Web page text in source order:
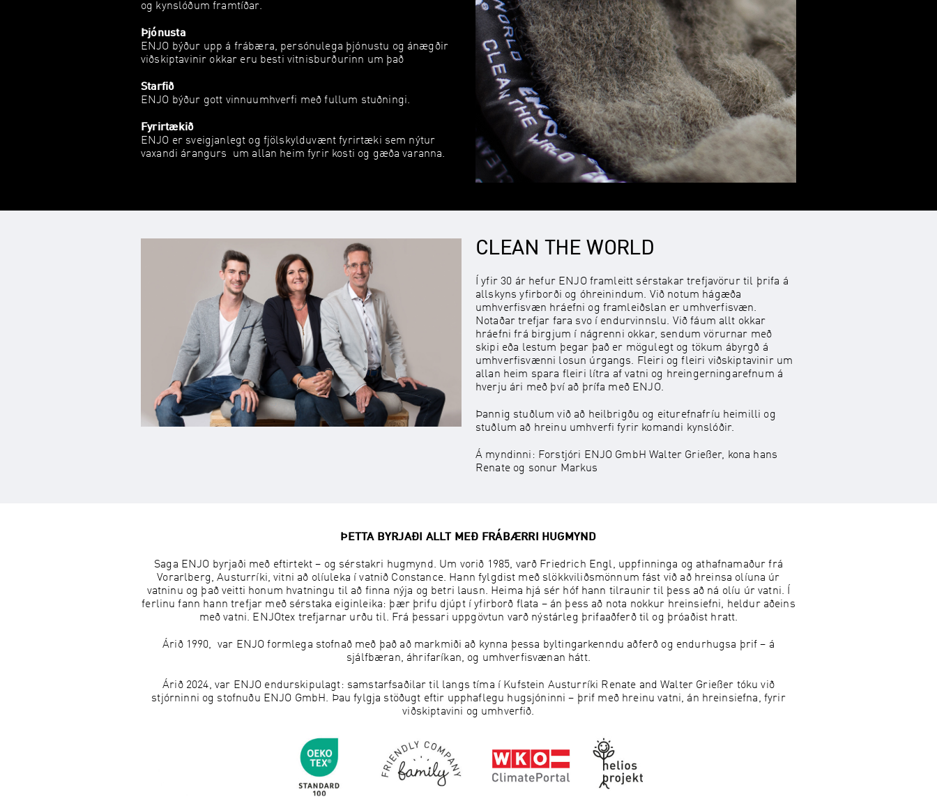
og kynslóðum framtíðar.
Þjónusta
ENJO býður upp á frábæra, persónulega þjónustu og ánægðir
viðskiptavinir okkar eru besti vitnisburðurinn um það
Starfið
ENJO býður gott vinnuumhverfi með fullum stuðningi.
Fyrirtækið
ENJO er sveigjanlegt og fjölskylduvænt fyrirtæki sem nýtur
vaxandi árangurs um allan heim fyrir kosti og gæða varanna.
CLEAN THE WORLD
Í yfir 30 ár hefur ENJO framleitt sérstakar trefjavörur til þrifa á
allskyns yfirborði og óhreinindum. Við notum hágæða
umhverfisvæn hráefni og framleiðslan er umhverfisvæn.
Notaðar trefjar fara svo í endurvinnslu. Við fáum allt okkar
hráefni frá birgjum í nágrenni okkar, sendum vörurnar með
skipi eða lestum þegar það er mögulegt og tökum ábyrgð á
umhverfisvænni losun úrgangs. Fleiri og fleiri viðskiptavinir um
allan heim spara fleiri lítra af vatni og hreingerningarefnum á
hverju ári með því að þrífa með ENJO.
Þannig stuðlum við að heilbrigðu og eiturefnafríu heimilli og
stuðlum að hreinu umhverfi fyrir komandi kynslóðir.
Á myndinni : Forstjóri ENJO GmbH Walter Grießer, kona hans
Renate og sonur Markus
ÞETTA BYRJAÐI ALLT MEÐ FRÁBÆRRI HUGMYND
Saga ENJO byrjaði með eftirtekt – og sérstakri hugmynd. Um vorið 1985, varð Friedrich Engl, uppfinninga og athafnamaður frá
Vorarlberg, Austurríki, vitni að olíuleka í vatnið Constance. Hann fylgdist með slökkviliðsmönnum fást við að hreinsa olíuna úr
vatninu og það veitti honum hvatningu til að finna nýja og betri lausn. Heima hjá sér hóf hann tilraunir til þess að ná olíu úr vatni. Í
ferlinu fann hann trefjar með sérstaka eiginleika: þær þrifu djúpt í yfirborð flata – án þess að nota nokkur hreinsiefni, heldur aðeins
með vatni. ENJOtex trefjarnar urðu til. Frá þessari uppgövtun varð nýstárleg þrifaaðferð til og þróaðist hratt.
Árið 1990, var ENJO formlega stofnað með það að markmiði að kynna þessa byltingarkenndu aðferð og endurhugsa þrif – á
sjálfbæran, áhrifaríkan, og umhverfisvænan hátt.
Árið 2024, var ENJO endurskipulagt: samstarfsaðilar til langs tíma í Kufstein Austurríki Renate and Walter Grießer tóku við
stjórninni og stofnuðu ENJO GmbH. Þau fylgja stöðugt eftir upphaflegu hugsjóninni – þrif með hreinu vatni, án hreinsiefna, fyrir
viðskiptavini og umhverfið.